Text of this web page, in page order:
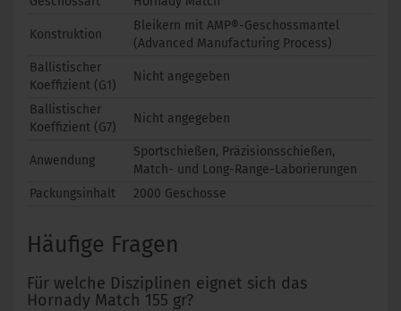
Konstruktion
Bleikern mit AMP®-Geschossmantel
(Advanced Manufacturing Process)
Ballistischer
Koeffizient (G1)
Nicht angegeben
Ballistischer
Koeffizient (G7)
Nicht angegeben
Anwendung
Sportschießen, Präzisionsschießen,
Match- und Long-Range-Laborierungen
Packungsinhalt
2000 Geschosse
Häufige Fragen
Für welche Disziplinen eignet sich das
Hornady Match 155 gr?